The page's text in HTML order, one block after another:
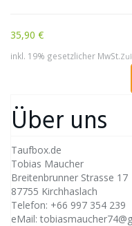
35,90 €
inkl. 19% gesetzlicher MwSt.
Über uns
Taufbox.de
Tobias Maucher
Breitenbrunner Strasse 17
87755 Kirchhaslach
Telefon: +66 997 354 239
eMail: